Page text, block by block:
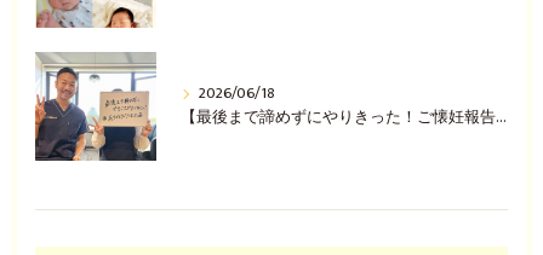
2026/06/18
【最後まで諦めずにやりきった！ご懐妊報告(^^♪】